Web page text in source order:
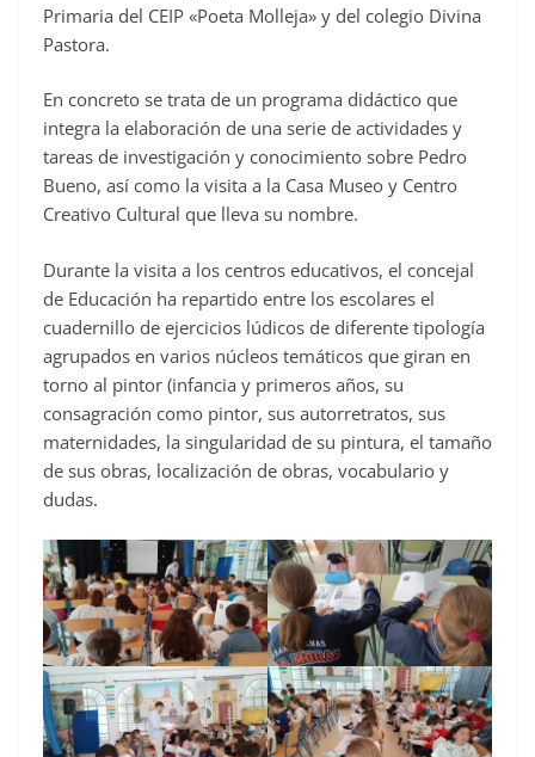
Primaria del CEIP «Poeta Molleja» y del colegio Divina
Pastora.
En concreto se trata de un programa didáctico que
integra la elaboración de una serie de actividades y
tareas de investigación y conocimiento sobre Pedro
Bueno, así como la visita a la Casa Museo y Centro
Creativo Cultural que lleva su nombre.
Durante la visita a los centros educativos, el concejal
de Educación ha repartido entre los escolares el
cuadernillo de ejercicios lúdicos de diferente tipología
agrupados en varios núcleos temáticos que giran en
torno al pintor (infancia y primeros años, su
consagración como pintor, sus autorretratos, sus
maternidades, la singularidad de su pintura, el tamaño
de sus obras, localización de obras, vocabulario y
dudas.